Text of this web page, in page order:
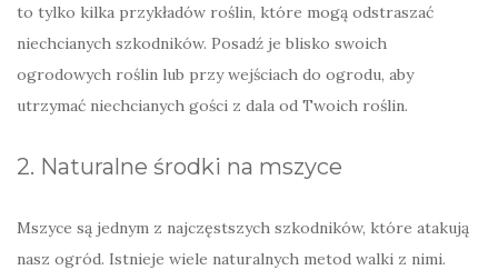
to tylko kilka przykładów roślin, które mogą odstraszać
niechcianych szkodników. Posadź je blisko swoich
ogrodowych roślin lub przy wejściach do ogrodu, aby
utrzymać niechcianych gości z dala od Twoich roślin.
2. Naturalne środki na mszyce
Mszyce są jednym z najczęstszych szkodników, które atakują
nasz ogród. Istnieje wiele naturalnych metod walki z nimi.